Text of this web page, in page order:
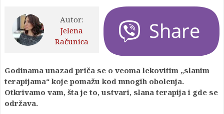
Autor:
Jelena
Računica
Godinama unazad priča se o veoma lekovitim „slanim
terapijama“ koje pomažu kod mnogih obolenja.
Otkrivamo vam, šta je to, ustvari, slana terapija i gde se
održava.